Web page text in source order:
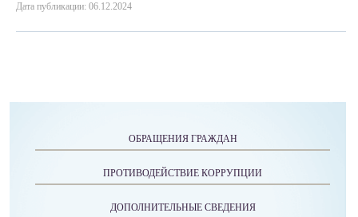
Дата публикации: 06.12.2024
ОБРАЩЕНИЯ ГРАЖДАН
ПРОТИВОДЕЙСТВИЕ КОРРУПЦИИ
ДОПОЛНИТЕЛЬНЫЕ СВЕДЕНИЯ